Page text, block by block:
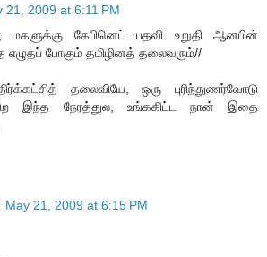
21, 2009 at 6:11 PM
கேபினெட் பதவி உறுதி ஆனபின்
எழுதப் போகும் தமிழினத் தலைவரும்//
தலைவியே, ஒரு புரிந்துணர்வோடு
இந்த நேரத்துல, உங்ககிட்ட நான் இதை
May 21, 2009 at 6:15 PM